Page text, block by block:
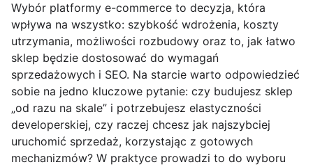
Wybór platformy e-commerce to decyzja, która
wpływa na wszystko: szybkość wdrożenia, koszty
utrzymania, możliwości rozbudowy oraz to, jak łatwo
sklep będzie dostosować do wymagań
sprzedażowych i SEO. Na starcie warto odpowiedzieć
sobie na jedno kluczowe pytanie: czy budujesz sklep
„od razu na skale” i potrzebujesz elastyczności
developerskiej, czy raczej chcesz jak najszybciej
uruchomić sprzedaż, korzystając z gotowych
mechanizmów? W praktyce prowadzi to do wyboru